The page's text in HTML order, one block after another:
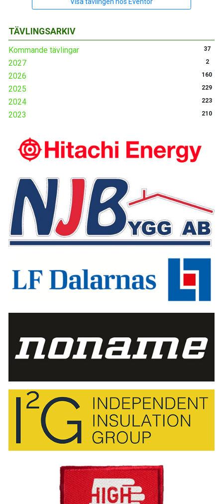
TÄVLINGSARKIV
Kommande tävlingar 37
2027 2
2026 160
2025 229
2024 223
2023 210